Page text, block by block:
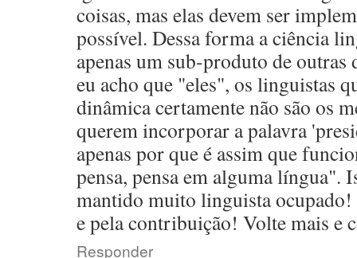
coisas, mas elas devem ser
possível. Dessa forma a ciência
apenas um sub-produto de
eu acho que "eles", os linguistas
dinâmica certamente não são os
querem incorporar a palavra
apenas por que é assim que
pensa, pensa em alguma língua".
mantido muito linguista
e pela contribuição! Volte mais e
Responder